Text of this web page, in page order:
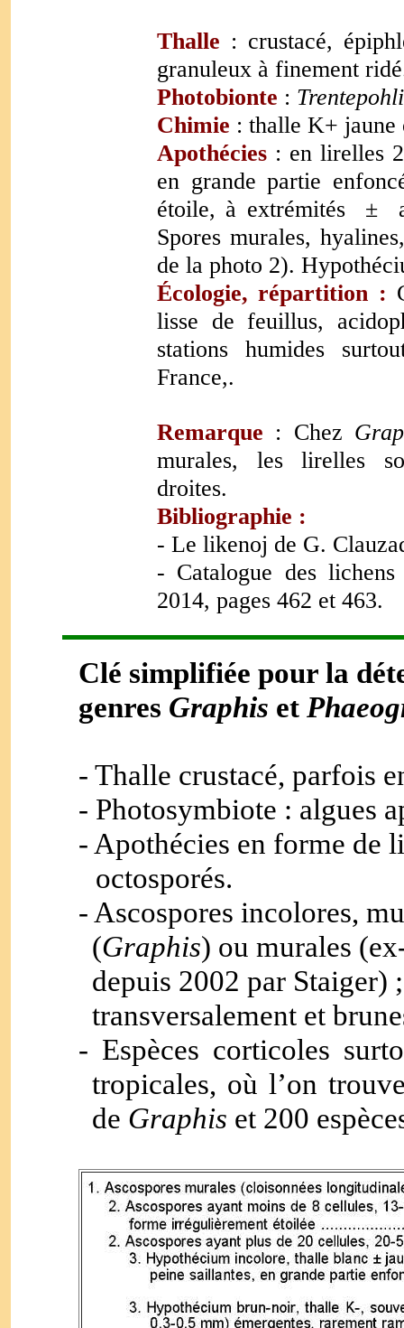
Thalle : crustacé,
granuleux à finement
Photobionte :
Chimie : thalle K+ jaune
Apothécies : en lirelles
en grande partie
étoile, à extrémités ±
Spores murales,
de la photo 2).
Écologie, répartition :
lisse de feuillus,
stations humides
France,.
Remarque : Chez
murales, les lirelles
droites.
Bibliographie :
- Le likenoj de G.
- Catalogue des
2014, pages 462 et 463.
Clé simplifiée pour la
genres Graphis et
- Thalle crustacé, parfois
- Photosymbiote : algues
- Apothécies en forme de
octosporés.
- Ascospores incolores,
(Graphis) ou murales
depuis 2002 par Staiger)
transversalement et
- Espèces corticoles
tropicales, où l’on
de Graphis et 200